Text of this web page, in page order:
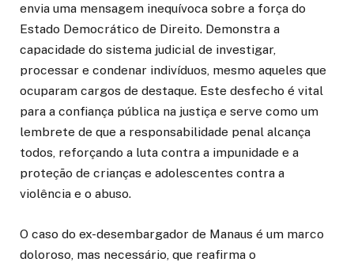
envia uma mensagem inequívoca sobre a força do
Estado Democrático de Direito. Demonstra a
capacidade do sistema judicial de investigar,
processar e condenar indivíduos, mesmo aqueles que
ocuparam cargos de destaque. Este desfecho é vital
para a confiança pública na justiça e serve como um
lembrete de que a responsabilidade penal alcança
todos, reforçando a luta contra a impunidade e a
proteção de crianças e adolescentes contra a
violência e o abuso.
O caso do ex-desembargador de Manaus é um marco
doloroso, mas necessário, que reafirma o